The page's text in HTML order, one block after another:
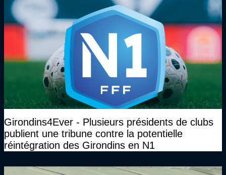
Girondins4Ever - Plusieurs présidents de clubs
publient une tribune contre la potentielle
réintégration des Girondins en N1